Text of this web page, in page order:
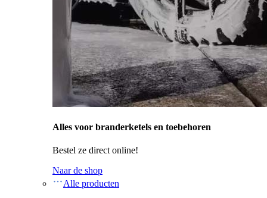
Alles voor branderketels en toebehoren
Bestel ze direct online!
Naar de shop
Alle producten